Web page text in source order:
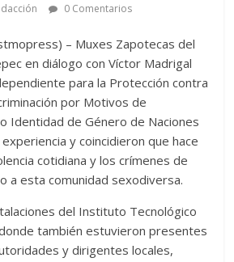
0 Comentarios
– Muxes Zapotecas del
en diálogo con Víctor Madrigal
para la Protección contra
por Motivos de
Identidad de Género de Naciones
y coincidieron que hace
cotidiana y los crímenes de
a esta comunidad sexodiversa.
del Instituto Tecnológico
también estuvieron presentes
y dirigentes locales,